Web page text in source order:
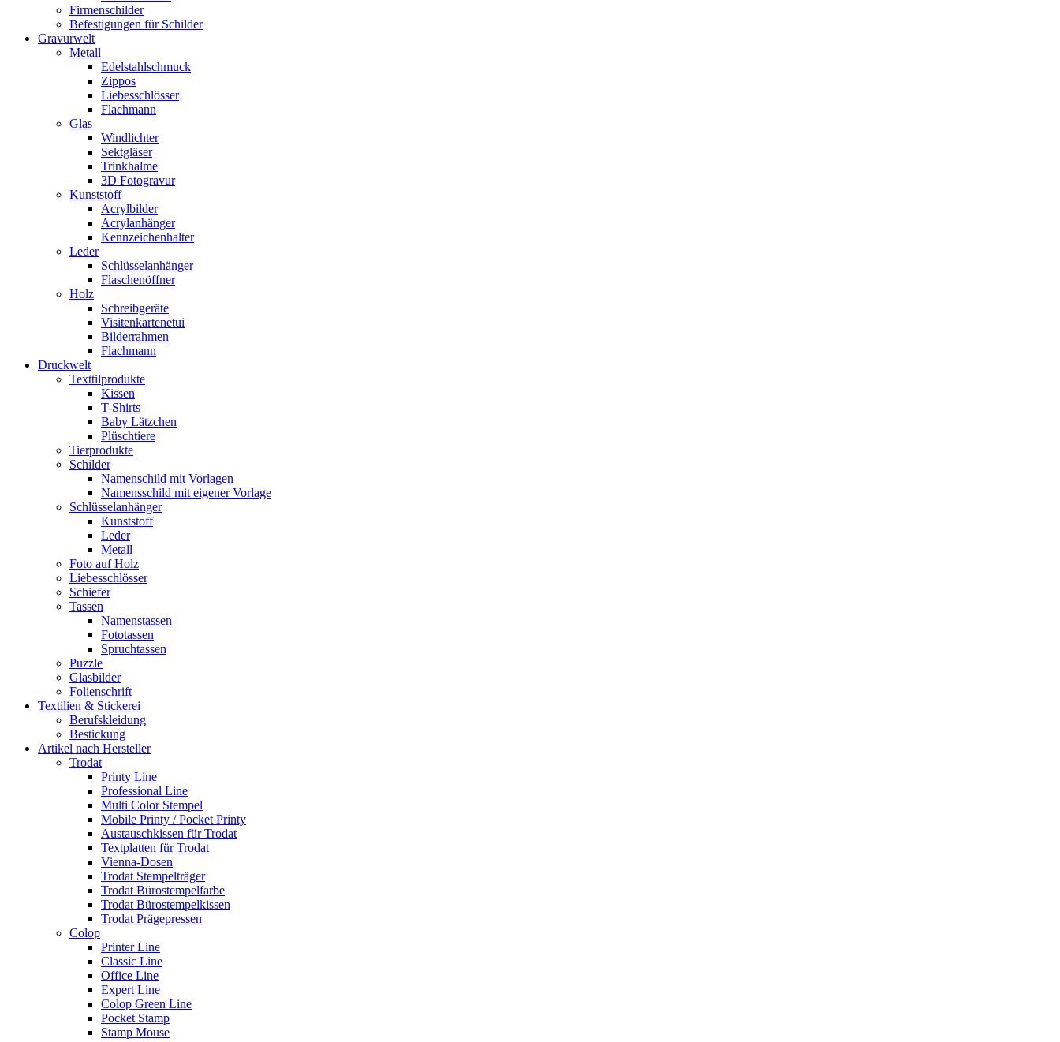
Firmenschilder
Befestigungen für Schilder
Gravurwelt
Metall
Edelstahlschmuck
Zippos
Liebesschlösser
Flachmann
Glas
Windlichter
Sektgläser
Trinkhalme
3D Fotogravur
Kunststoff
Acrylbilder
Acrylanhänger
Kennzeichenhalter
Leder
Schlüsselanhänger
Flaschenöffner
Holz
Schreibgeräte
Visitenkartenetui
Bilderrahmen
Flachmann
Druckwelt
Texttilprodukte
Kissen
T-Shirts
Baby Lätzchen
Plüschtiere
Tierprodukte
Schilder
Namenschild mit Vorlagen
Namensschild mit eigener Vorlage
Schlüsselanhänger
Kunststoff
Leder
Metall
Foto auf Holz
Liebesschlösser
Schiefer
Tassen
Namenstassen
Fototassen
Spruchtassen
Puzzle
Glasbilder
Folienschrift
Textilien & Stickerei
Berufskleidung
Bestickung
Artikel nach Hersteller
Trodat
Printy Line
Professional Line
Multi Color Stempel
Mobile Printy / Pocket Printy
Austauschkissen für Trodat
Textplatten für Trodat
Vienna-Dosen
Trodat Stempelträger
Trodat Bürostempelfarbe
Trodat Bürostempelkissen
Trodat Prägepressen
Colop
Printer Line
Classic Line
Office Line
Expert Line
Colop Green Line
Pocket Stamp
Stamp Mouse